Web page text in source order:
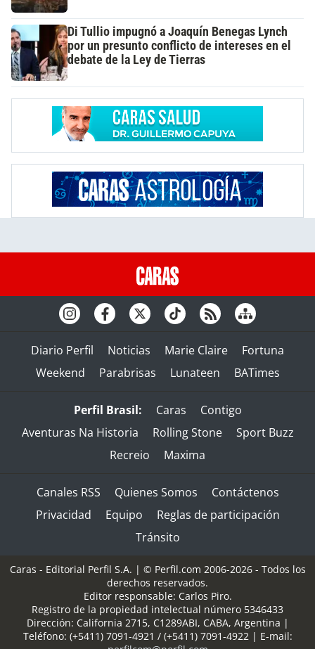
Di Tullio impugnó a Joaquín Benegas Lynch
por un presunto conflicto de intereses en el
debate de la Ley de Tierras
Diario Perfil Noticias Marie Claire
Fortuna
Weekend
Parabrisas Lunateen BATimes
Perfil Brasil: Caras
Contigo
Aventuras Na Historia
Rolling Stone
Sport Buzz
Recreio
Maxima
Canales RSS Quienes Somos
Contáctenos
Privacidad
Equipo
Reglas de participación
Tránsito
Caras - Editorial Perfil S.A. | © Perfil.com 2006-2026 - Todos los
derechos reservados.
Editor responsable: Carlos Piro.
Registro de la propiedad intelectual número 5346433
Dirección: California 2715, C1289ABI, CABA, Argentina |
Teléfono: (+5411) 7091-4921 / (+5411) 7091-4922| E-mail: